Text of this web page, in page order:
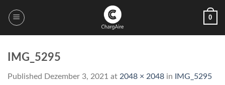
0
IMG_5295
Published Dezember 3, 2021 at 2048 × 2048 in IMG_5295